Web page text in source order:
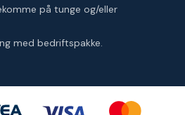
på tunge og/eller
med bedriftspakke.